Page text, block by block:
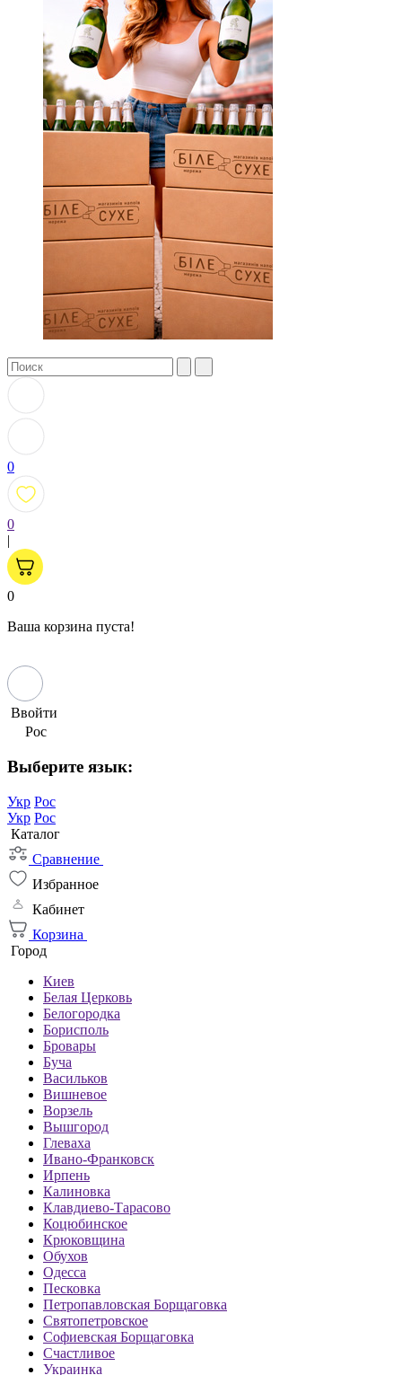
0
0
|
0
Ваша корзина пуста!
Ввойти
Рос
Выберите язык:
Укр Рос
Укр Рос
Каталог
Сравнение
Избранное
Кабинет
Корзина
Город
Киев
Белая Церковь
Белогородка
Борисполь
Бровары
Буча
Васильков
Вишневое
Ворзель
Вышгород
Глеваха
Ивано-Франковск
Ирпень
Калиновка
Клавдиево-Тарасово
Коцюбинское
Крюковщина
Обухов
Одесса
Песковка
Петропавловская Борщаговка
Святопетровское
Софиевская Борщаговка
Счастливое
Украинка